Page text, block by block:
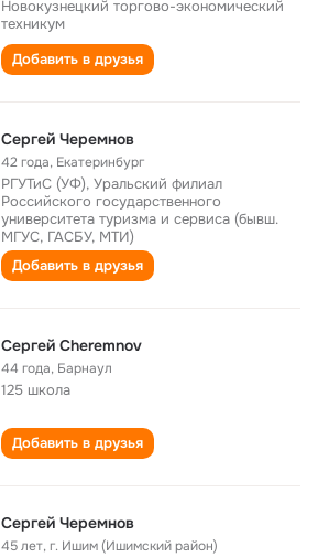
Новокузнецкий торгово-экономический
техникум
Добавить в друзья
Сергей Черемнов
42 года, Екатеринбург
РГУТиС (УФ), Уральский филиал
Российского государственного
университета туризма и сервиса (бывш.
МГУС, ГАСБУ, МТИ)
Добавить в друзья
Сергей Cheremnov
44 года, Барнаул
125 школа
Добавить в друзья
Сергей Черемнов
45 лет,г. Ишим (Ишимский район)